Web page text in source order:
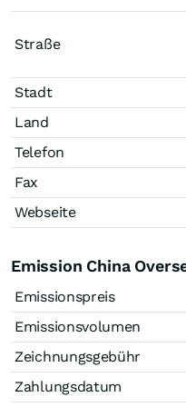
Straße
Stadt
Land
Telefon
Fax
Webseite
Emission China
Emissionspreis
Emissionsvolumen
Zeichnungsgebühr
Zahlungsdatum